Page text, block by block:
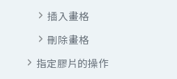
插入畫格
刪除畫格
指定膠片的操作